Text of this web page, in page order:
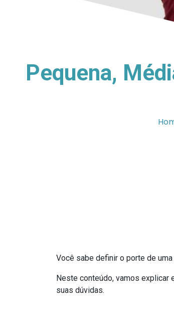
Pequena,
Você sabe definir o porte de
Neste conteúdo, vamos explicar
suas dúvidas.